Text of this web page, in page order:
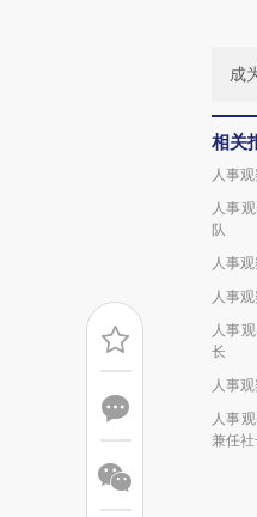
成
相关
人事
人事
队
人事
人事
人事
长
人事
人事
兼任